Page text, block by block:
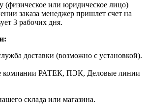
(физическое или юридическое лицо)
заказа менеджер пришлет счет на
3 рабочих дня.
доставки (возможно с установкой).
компании РАТЕК, ПЭК, Деловые линии
склада или магазина.